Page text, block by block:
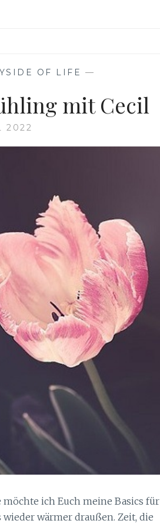
OF LIFE —
mit Cecil
2022
ich Euch meine Basics für
wärmer draußen. Zeit, die